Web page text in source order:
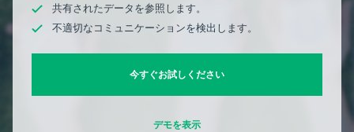
共有されたデータを参照します。
不適切なコミュニケーションを検出します。
今すぐお試しください
デモを表示